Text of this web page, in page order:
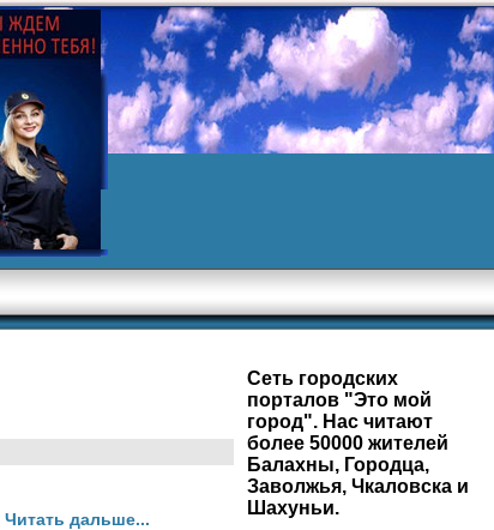
Читать дальше...
Сеть городских
порталов "Это мой
город". Нас читают
более 50000 жителей
Балахны, Городца,
Заволжья, Чкаловска и
Шахуньи.